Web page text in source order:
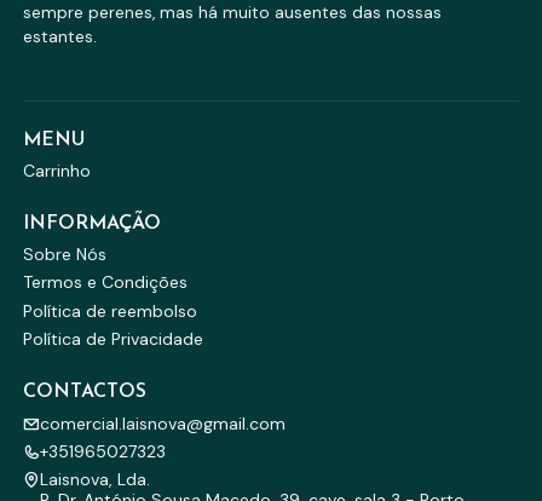
sempre perenes, mas há muito ausentes das nossas
estantes.
MENU
Carrinho
INFORMAÇÃO
Sobre Nós
Termos e Condições
Política de reembolso
Política de Privacidade
CONTACTOS
comercial.laisnova@gmail.com
+351965027323
Laisnova, Lda.